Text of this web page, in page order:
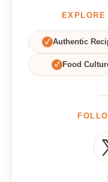
✓ Authentic
✓ Food